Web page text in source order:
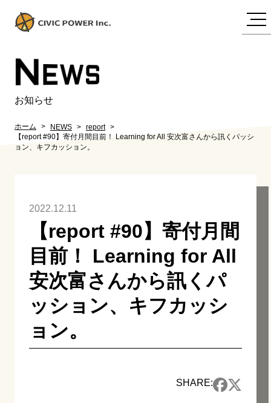
NEWS
お知らせ
ホーム NEWS
report
【report #90】寄付月間目前！ Learning for All 安次富さんから訊くパッシ
ョン、キフカッション。
2022.12.11
【report #90】寄付月間
目前！ Learning for All
安次富さんから訊くパ
ッション、キフカッシ
ョン。
SHARE: